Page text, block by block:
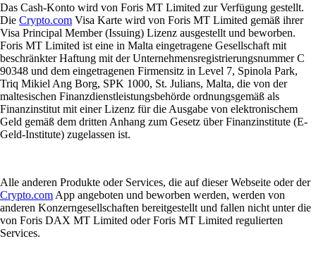
Das Cash-Konto wird von Foris MT Limited zur Verfügung gestellt.
Die Crypto.com Visa Karte wird von Foris MT Limited gemäß ihrer
Visa Principal Member (Issuing) Lizenz ausgestellt und beworben.
Foris MT Limited ist eine in Malta eingetragene Gesellschaft mit
beschränkter Haftung mit der Unternehmensregistrierungsnummer C
90348 und dem eingetragenen Firmensitz in Level 7, Spinola Park,
Triq Mikiel Ang Borg, SPK 1000, St. Julians, Malta, die von der
maltesischen Finanzdienstleistungsbehörde ordnungsgemäß als
Finanzinstitut mit einer Lizenz für die Ausgabe von elektronischem
Geld gemäß dem dritten Anhang zum Gesetz über Finanzinstitute (E-
Geld-Institute) zugelassen ist.
Alle anderen Produkte oder Services, die auf dieser Webseite oder der
Crypto.com App angeboten und beworben werden, werden von
anderen Konzerngesellschaften bereitgestellt und fallen nicht unter die
von Foris DAX MT Limited oder Foris MT Limited regulierten
Services.